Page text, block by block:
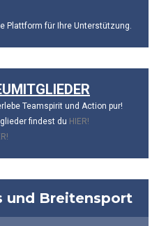
Plattform für Ihre Unterstützung.
Teamspirit und Action pur!
findest du HIER!
und Breitensport